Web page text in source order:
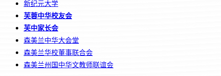
新纪元大学
芙蓉中华校友会
芙中家长会
森美兰中华大会堂
森美兰华校董事联合会
森美兰州国中华文教师联谊会